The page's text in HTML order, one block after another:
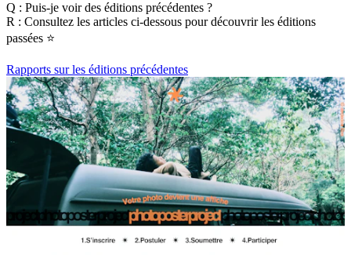
Q : Puis-je voir des éditions précédentes ?
R : Consultez les articles ci-dessous pour découvrir les éditions
passées ⭐️
Rapports sur les éditions précédentes